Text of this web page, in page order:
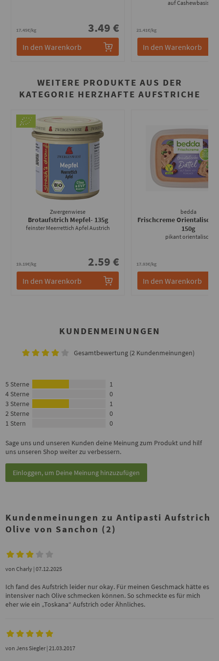
17.45€/kg 3.49 €
In den Warenkorb
auf Cashewbasis
21.41€/kg
In den Warenkorb
WEITERE PRODUKTE AUS DER
KATEGORIE HERZHAFTE AUFSTRICHE
Zwergenwiese
Brotaufstrich Mepfel- 135g
feinster Meerrettich Apfel Austrich
19.19€/kg 2.59 €
In den Warenkorb
bedda
Frischcreme Orientalische
150g
pikant orientalisch
17.93€/kg
In den Warenkorb
KUNDENMEINUNGEN
Gesamtbewertung (2 Kundenmeinungen)
5 Sterne
1
4 Sterne
0
3 Sterne
1
2 Sterne
0
1 Stern
0
Sage uns und unseren Kunden deine Meinung zum Produkt und hilf
uns unseren Shop weiter zu verbessern.
Einloggen, um Deine Meinung hinzuzufügen
Kundenmeinungen zu Antipasti Aufstrich
Olive von Sanchon (2)
vonCharly | 07.12.2025
Ich fand des Aufstrich leider nur okay. Für meinen Geschmack hätte es
intensiver nach Olive schmecken können. So schmeckte es für mich
eher wie ein „Toskana“ Aufstrich oder Ähnliches.
vonJens Siegler | 21.03.2017